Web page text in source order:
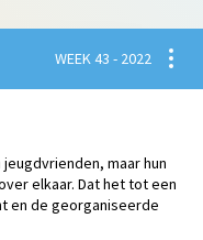
WEEK 43 - 2022
jeugdvrienden, maar hun
elkaar. Dat het tot een
en de georganiseerde